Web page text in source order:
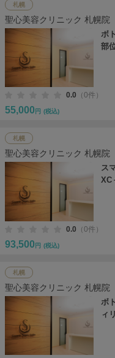
札幌
聖心美容クリニック 札幌院
ボ
部
0.0 （0件）
55,000 円 (税込)
札幌
聖心美容クリニック 札幌院
ス
XC
0.0 （0件）
93,500 円 (税込)
札幌
聖心美容クリニック 札幌院
ボ
ィ